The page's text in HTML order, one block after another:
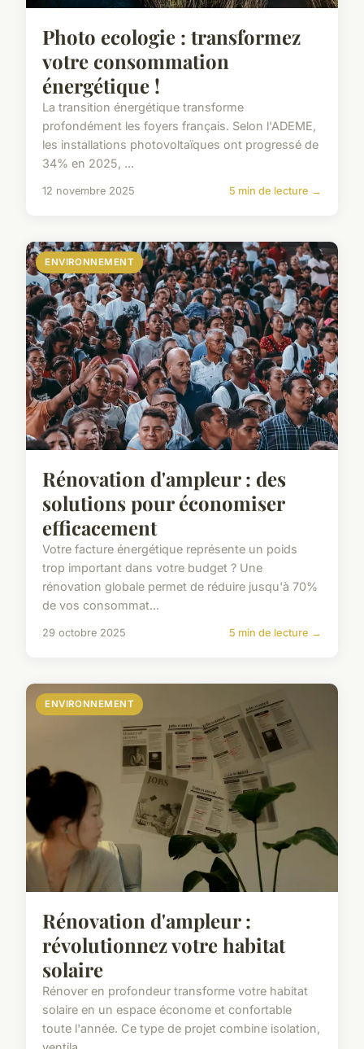
Photo ecologie : transformez
votre consommation
énergétique !
La transition énergétique transforme
profondément les foyers français. Selon l'ADEME,
les installations photovoltaïques ont progressé de
34% en 2025, ...
12 novembre 2025 5 min de lecture →
ENVIRONNEMENT
Rénovation d'ampleur : des
solutions pour économiser
efficacement
Votre facture énergétique représente un poids
trop important dans votre budget ? Une
rénovation globale permet de réduire jusqu'à 70%
de vos consommat...
29 octobre 2025 5 min de lecture →
ENVIRONNEMENT
Rénovation d'ampleur :
révolutionnez votre habitat
solaire
Rénover en profondeur transforme votre habitat
solaire en un espace économe et confortable
toute l'année. Ce type de projet combine isolation,